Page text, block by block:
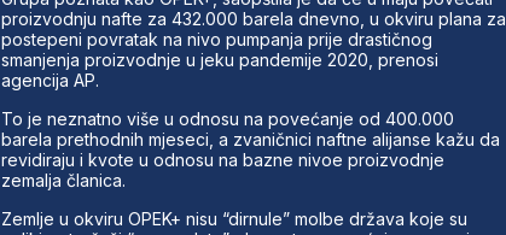
proizvodnju nafte za 432.000 barela dnevno, u okviru plana za
postepeni povratak na nivo pumpanja prije drastičnog
smanjenja proizvodnje u jeku pandemije 2020, prenosi
agencija AP.
To je neznatno više u odnosu na povećanje od 400.000
barela prethodnih mjeseci, a zvaničnici naftne alijanse kažu da
revidiraju i kvote u odnosu na bazne nivoe proizvodnje
zemalja članica.
Zemlje u okviru OPEK+ nisu “dirnule” molbe država koje su